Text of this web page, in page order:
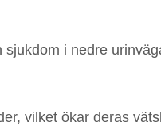
i nedre
vilket ökar deras